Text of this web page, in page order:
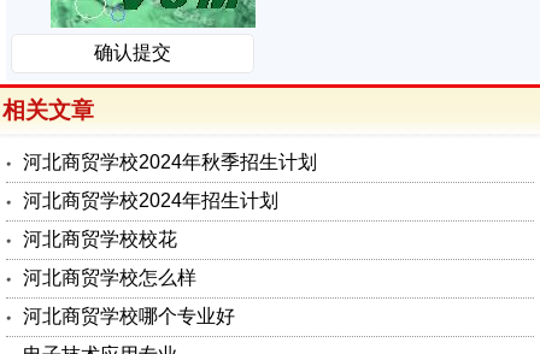
相关文章
河北商贸学校2024年秋季招生计划
河北商贸学校2024年招生计划
河北商贸学校校花
河北商贸学校怎么样
河北商贸学校哪个专业好